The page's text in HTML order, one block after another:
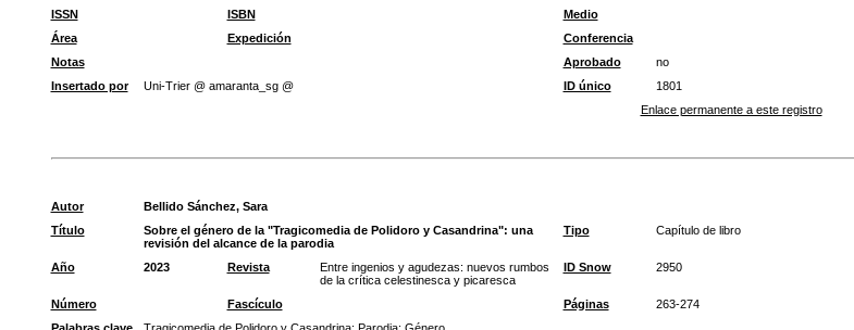
ISSN ISBN
Medio
Área
Expedición
Conferencia
Notas
Aprobado
no
Insertado por
Uni-Trier @ amaranta_sg @ ID único
1801
Enlace permanente a este registro
Autor
Bellido Sánchez, Sara
Título
Sobre el género de la "Tragicomedia de Polidoro y Casandrina": una
revisión del alcance de la parodia
Tipo Capítulo de libro
Año 2023 Revista
Entre ingenios y agudezas: nuevos rumbos
de la crítica celestinesca y picaresca
ID Snow 2950
Número Fascículo Páginas
263-274